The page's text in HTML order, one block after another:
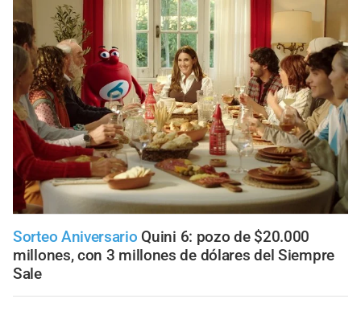
Sorteo Aniversario Quini 6: pozo de $20.000
millones, con 3 millones de dólares del Siempre
Sale